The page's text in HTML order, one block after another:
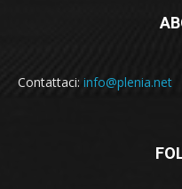
Contattaci: info@plenia.net